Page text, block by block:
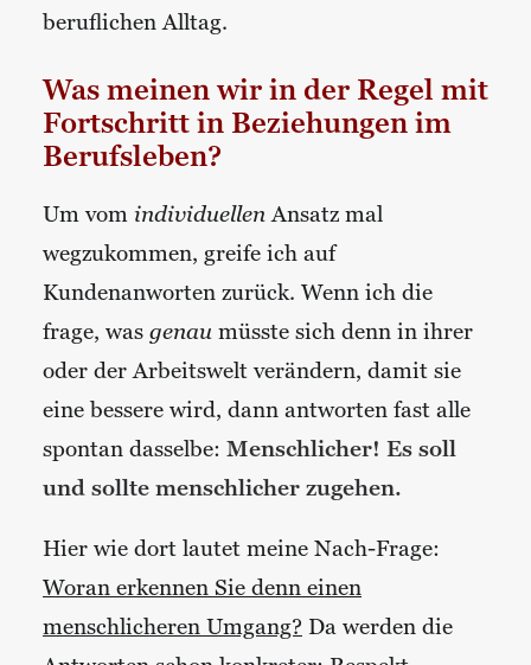
beruflichen Alltag.
Was meinen wir in der Regel mit
Fortschritt in Beziehungen im
Berufsleben?
Um vom individuellenAnsatz mal
wegzukommen, greife ich auf
Kundenanworten zurück. Wenn ich die
frage, was genau müsste sich denn in ihrer
oder der Arbeitswelt verändern, damit sie
eine bessere wird, dann antworten fast alle
spontan dasselbe: Menschlicher! Es soll
und sollte menschlicher zugehen.
Hier wie dort lautet meine Nach-Frage:
Woran erkennen Sie denn einen
menschlicheren Umgang? Da werden die